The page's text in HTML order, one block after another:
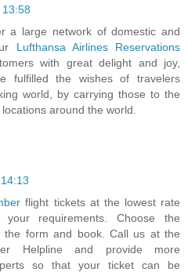
a large network of domestic and
Lufthansa Airlines Reservations
with great delight and joy,
fulfilled the wishes of travelers
world, by carrying those to the
around the world.
flight tickets at the lowest rate
requirements. Choose the
the form and book. Call us at the
Helpline and provide more
so that your ticket can be